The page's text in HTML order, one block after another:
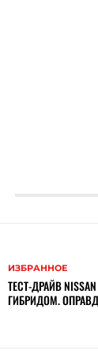
ИЗБРАННОЕ
ТЕСТ-ДРАЙВ
ГИБРИДОМ.